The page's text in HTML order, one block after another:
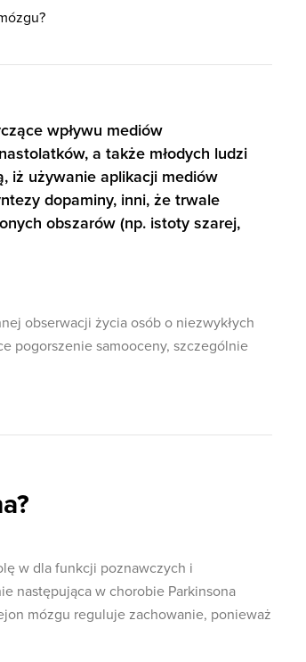
wpływu mediów
a także młodych ludzi
iż używanie aplikacji mediów
dopaminy, inni, że trwale
obszarów (np. istoty szarej,
obserwacji życia osób o niezwykłych
pogorszenie samooceny, szczególnie
w dla funkcji poznawczych i
następująca w chorobie Parkinsona
mózgu reguluje zachowanie, ponieważ